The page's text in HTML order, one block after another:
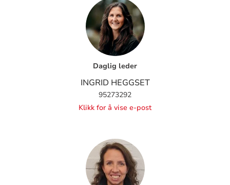
Daglig leder
INGRID HEGGSET
95273292
Klikk for å vise e-post